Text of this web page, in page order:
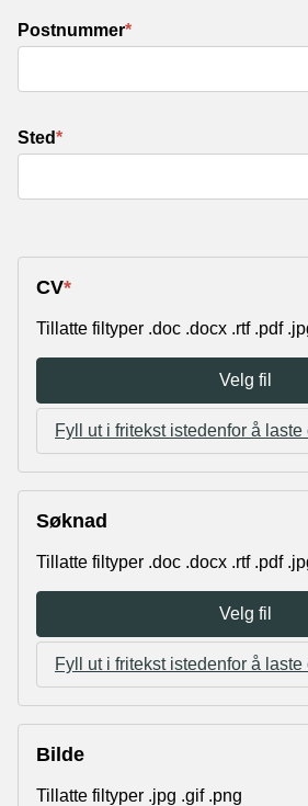
Postnummer*
Sted*
CV*
Tillatte filtyper .doc .docx .rtf .pdf
Velg fil
Fyll ut i fritekst istedenfor å
Søknad
Tillatte filtyper .doc .docx .rtf .pdf
Velg fil
Fyll ut i fritekst istedenfor å
Bilde
Tillatte filtyper .jpg .gif .png